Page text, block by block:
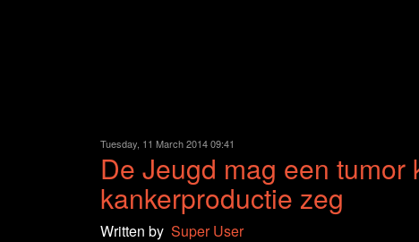
Tuesday, 11 March 2014 09:41
De Jeugd mag een tumor
kankerproductie zeg
Written by Super User